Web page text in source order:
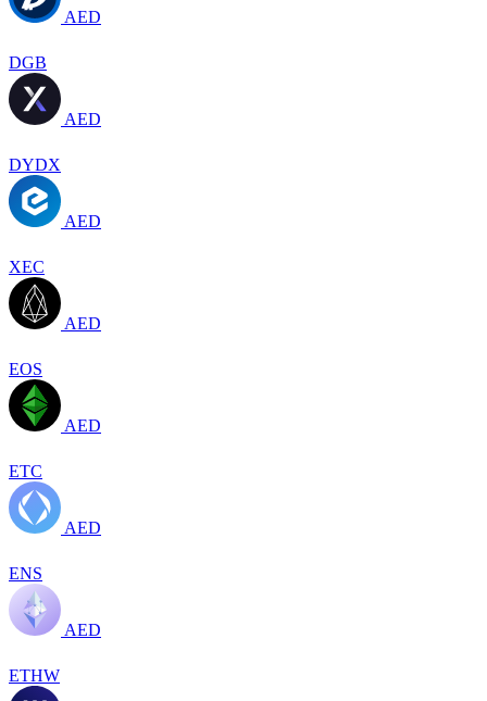
AED
DGB
AED
DYDX
AED
XEC
AED
EOS
AED
ETC
AED
ENS
AED
ETHW